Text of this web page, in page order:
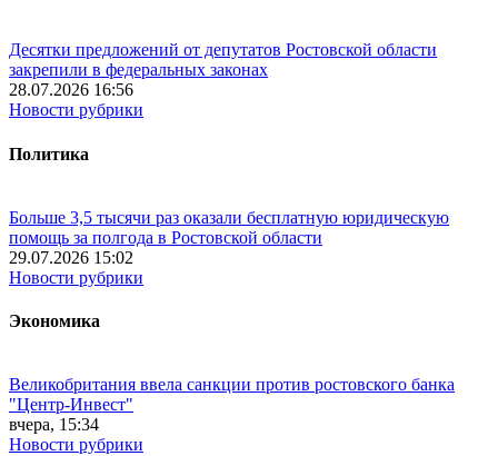
Десятки предложений от депутатов Ростовской области
закрепили в федеральных законах
28.07.2026 16:56
Новости рубрики
Политика
Больше 3,5 тысячи раз оказали бесплатную юридическую
помощь за полгода в Ростовской области
29.07.2026 15:02
Новости рубрики
Экономика
Великобритания ввела санкции против ростовского банка
"Центр-Инвест"
вчера, 15:34
Новости рубрики